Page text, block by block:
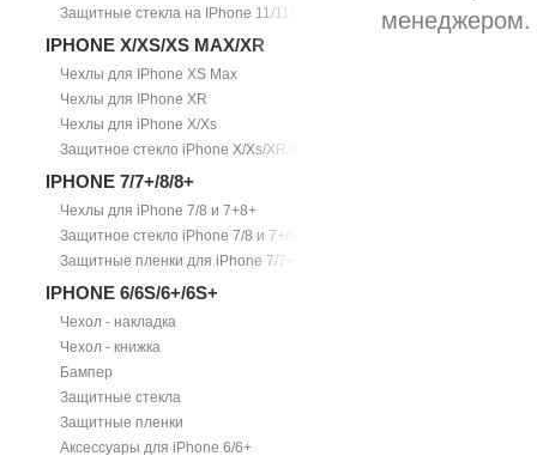
Защитные стекла на IPhone 11/11Pro/11ProMax
IPHONE X/XS/XS MAX/XR
Чехлы для IPhone XS Max
Чехлы для IPhone XR
Чехлы для iPhone X/Xs
Защитное стекло iPhone X/Xs/XR/Xs Max
IPHONE 7/7+/8/8+
Чехлы для iPhone 7/8 и 7+8+
Защитное стекло iPhone 7/8 и 7+/8+
Защитные пленки для iPhone 7/7+
IPHONE 6/6S/6+/6S+
Чехол - накладка
Чехол - книжка
Бампер
Защитные стекла
Защитные пленки
Аксессуары для iPhone 6/6+
менеджером.